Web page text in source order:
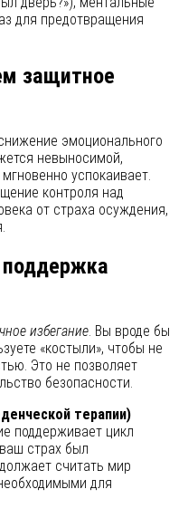
для предотвращения
защитное
эмоционального
невыносимой,
успокаивает.
контроля над
от страха осуждения,
поддержка
избегание. Вы вроде бы
«костыли», чтобы не
Это не позволяет
безопасности.
терапии)
поддерживает цикл
страх был
считать мир
для